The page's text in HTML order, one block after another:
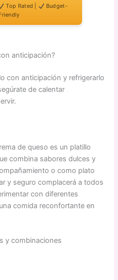
Top Rated |
Budget-
anticipación?
con anticipación y refrigerarlo
de calentar
de queso es un platillo
combina sabores dulces y
o como plato
y seguro complacerá a todos
con diferentes
comida reconfortante en
y combinaciones